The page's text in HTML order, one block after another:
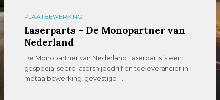
PLAATBEWERKING
Laserparts – De Monopartner van
Nederland
De Monopartner van Nederland Laserparts is een
gespecialiseerd lasersnijbedrijf en toeleverancier in
metaalbewerking, gevestigd […]